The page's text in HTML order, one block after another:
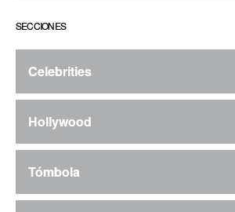
SECCIONES
Celebrities
Hollywood
Tómbola